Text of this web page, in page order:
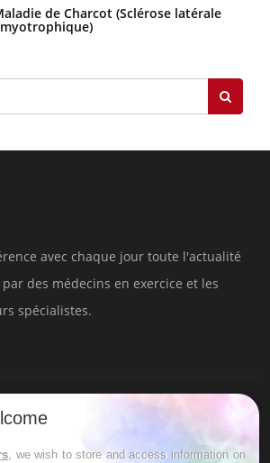
de Charcot (Sclérose latérale
avec chaque jour toute l'actualité
des médecins en exercice et les
spécialistes.
et cookies
, we wish to store and access information on